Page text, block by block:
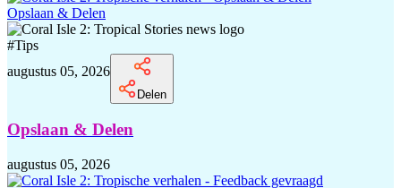
Opslaan & Delen
#Tips
augustus 05, 2026
Delen
Opslaan & Delen
augustus 05, 2026